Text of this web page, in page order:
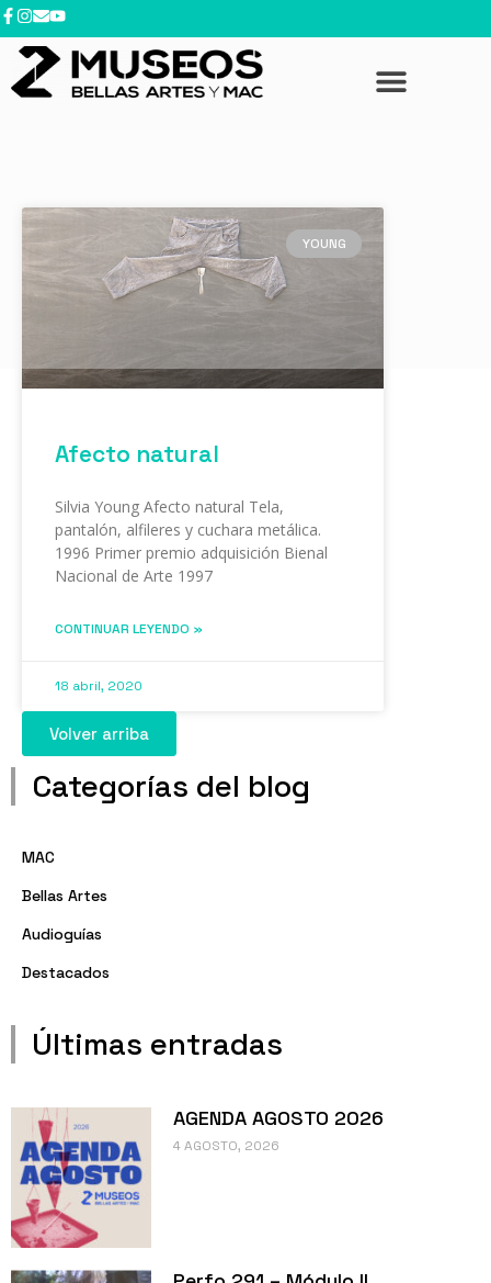
YOUNG
Afecto natural
Silvia Young Afecto natural Tela,
pantalón, alfileres y cuchara metálica.
1996 Primer premio adquisición Bienal
Nacional de Arte 1997
CONTINUAR LEYENDO »
18 abril, 2020
Volver arriba
Categorías del blog
MAC
Bellas Artes
Audioguías
Destacados
Últimas entradas
AGENDA AGOSTO 2026
4 AGOSTO, 2026